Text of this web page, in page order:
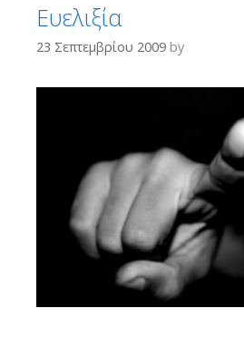
Ευελιξία
23 Σεπτεμβρίου 2009 by